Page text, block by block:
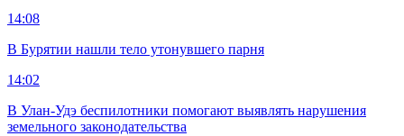
14:08
В Бурятии нашли тело утонувшего парня
14:02
В Улан-Удэ беспилотники помогают выявлять нарушения
земельного законодательства